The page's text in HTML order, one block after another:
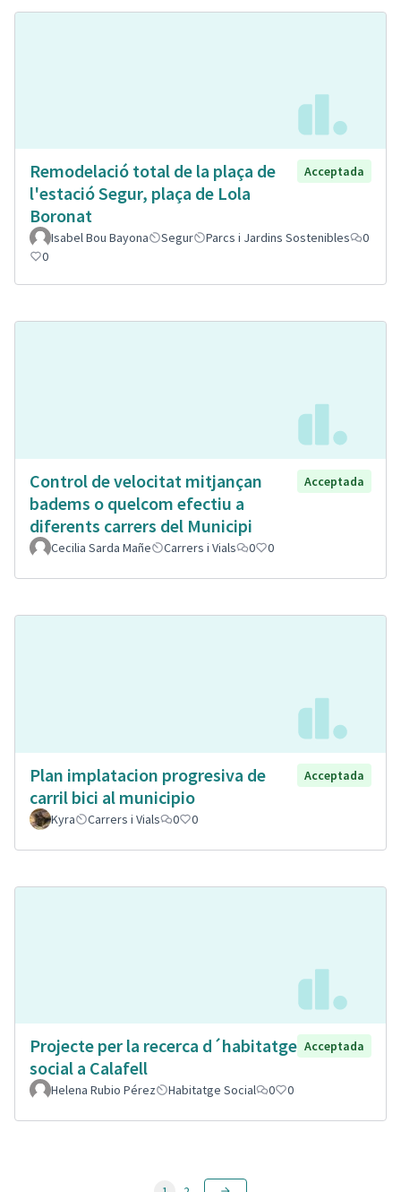
Remodelació total de la plaça de
l'estació Segur, plaça de Lola
Boronat
Acceptada
Isabel Bou Bayona Segur Parcs i Jardins Sostenibles
0
0
Control de velocitat mitjançan
badems o quelcom efectiu a
diferents carrers del Municipi
Acceptada
Cecilia Sarda Mañe Carrers i Vials 0 0
Plan implatacion progresiva de
carril bici al municipio
Acceptada
Kyra Carrers i Vials 0 0
Projecte per la recerca d´habitatge
social a Calafell
Acceptada
Helena Rubio Pérez Habitatge Social 0 0